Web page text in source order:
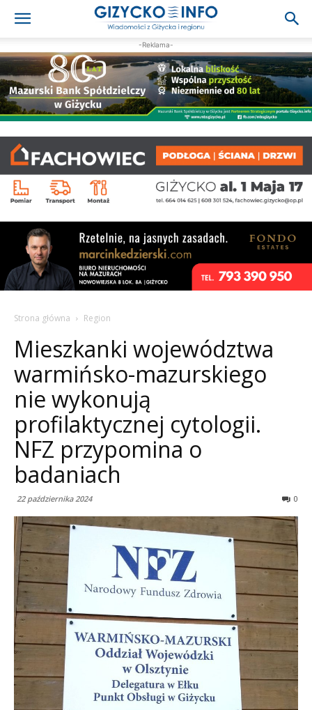
-Reklama-
Strona główna Region
Mieszkanki województwa
warmińsko-mazurskiego
nie wykonują
profilaktycznej cytologii.
NFZ przypomina o
badaniach
22 października 2024 0